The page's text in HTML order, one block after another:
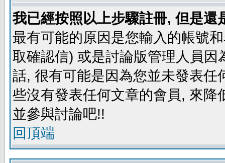
我已經按照以上步驟註冊, 但是還
最有可能的原因是您輸入的帳號
取確認信) 或是討論版管理人員
話, 很有可能是因為您並未發表
些沒有發表任何文章的會員, 來
並參與討論吧!!
回頂端